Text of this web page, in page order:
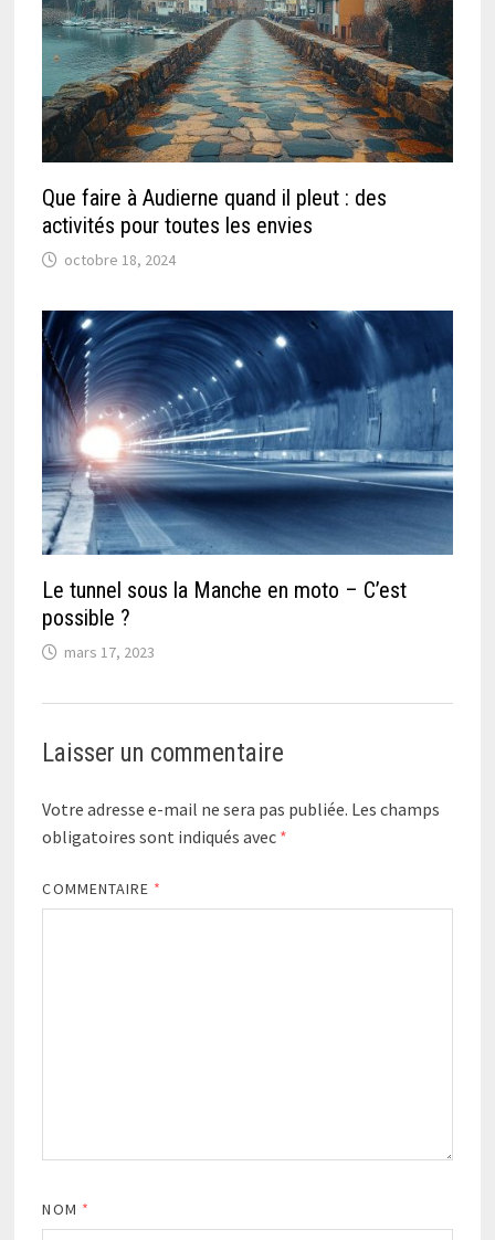
Que faire à Audierne quand il pleut : des
activités pour toutes les envies
octobre 18, 2024
Le tunnel sous la Manche en moto – C’est
possible ?
mars 17, 2023
Laisser un commentaire
Votre adresse e-mail ne sera pas publiée. Les champs
obligatoires sont indiqués avec *
COMMENTAIRE *
NOM *